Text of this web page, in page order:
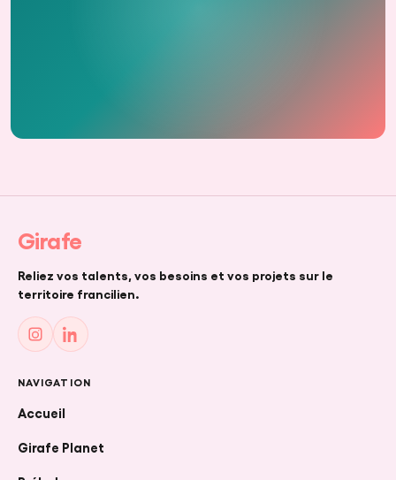
Cliquez pour charger la vidéo (chargée depuis
Girafe
Reliez vos talents, vos besoins et vos projets sur le
territoire francilien.
NAVIGATION
Accueil
Girafe Planet